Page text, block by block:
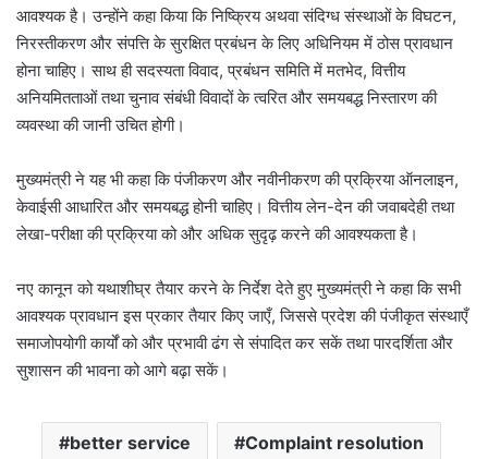
आवश्यक है। उन्होंने कहा किया कि निष्क्रिय अथवा संदिग्ध संस्थाओं के विघटन,
निरस्तीकरण और संपत्ति के सुरक्षित प्रबंधन के लिए अधिनियम में ठोस प्रावधान
होना चाहिए। साथ ही सदस्यता विवाद, प्रबंधन समिति में मतभेद, वित्तीय
अनियमितताओं तथा चुनाव संबंधी विवादों के त्वरित और समयबद्ध निस्तारण की
व्यवस्था की जानी उचित होगी।
मुख्यमंत्री ने यह भी कहा कि पंजीकरण और नवीनीकरण की प्रक्रिया ऑनलाइन,
केवाईसी आधारित और समयबद्ध होनी चाहिए। वित्तीय लेन-देन की जवाबदेही तथा
लेखा-परीक्षा की प्रक्रिया को और अधिक सुदृढ़ करने की आवश्यकता है।
नए कानून को यथाशीघ्र तैयार करने के निर्देश देते हुए मुख्यमंत्री ने कहा कि सभी
आवश्यक प्रावधान इस प्रकार तैयार किए जाएँ, जिससे प्रदेश की पंजीकृत संस्थाएँ
समाजोपयोगी कार्यों को और प्रभावी ढंग से संपादित कर सकें तथा पारदर्शिता और
सुशासन की भावना को आगे बढ़ा सकें।
better service Complaint resolution